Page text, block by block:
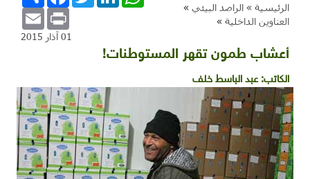
الرئيسية » الراصد البيئي »
العناوين الداخلية »
Email Print
01 آذار 2015
أعشاب طمون تقهر المستوطنات!
الكاتب:عبد الباسط خلف